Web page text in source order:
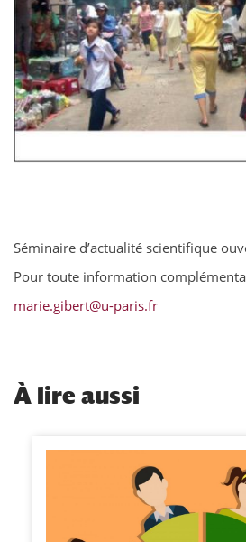
Séminaire d’actualité scientifique
Pour toute information
marie.gibert@u-paris.fr
À lire aussi